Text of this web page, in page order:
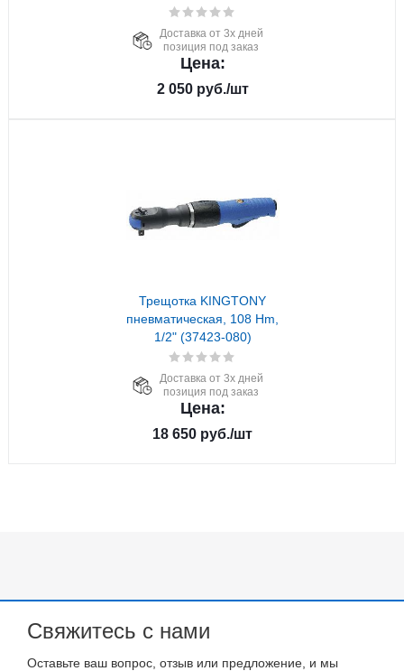
Доставка от 3х дней
позиция под заказ
Цена:
2 050руб./шт
Трещотка KINGTONY
пневматическая, 108 Hm,
1/2" (37423-080)
Доставка от 3х дней
позиция под заказ
Цена:
18 650 руб./шт
Свяжитесь с нами
Оставьте ваш вопрос, отзыв или предложение, и мы